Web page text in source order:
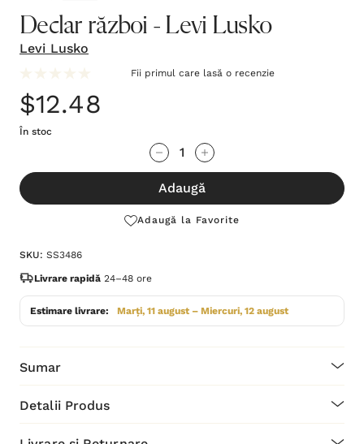
Declar război - Levi Lusko
Levi Lusko
Fii primul care lasă o recenzie
$12.48
În stoc
te!
Stocul
Adaugă
Adaugă la Favorite
SKU: SS3486
Livrare rapidă 24–48 ore
Estimare livrare: Marți, 11 august – Miercuri, 12 august
Sumar
Detalii Produs